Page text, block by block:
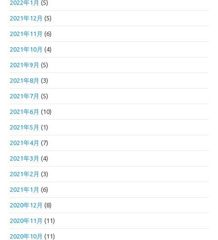
2022年1月 (5)
2021年12月 (5)
2021年11月 (6)
2021年10月 (4)
2021年9月 (5)
2021年8月 (3)
2021年7月 (5)
2021年6月 (10)
2021年5月 (1)
2021年4月 (7)
2021年3月 (4)
2021年2月 (3)
2021年1月 (6)
2020年12月 (8)
2020年11月 (11)
2020年10月 (11)